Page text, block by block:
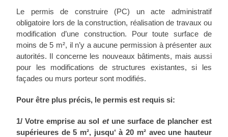
Le permis de construire (PC) un acte administratif
obligatoire lors de la construction, réalisation de travaux ou
modification d’une construction. Pour toute surface de
moins de 5 m², il n’y a aucune permission à présenter aux
autorités. Il concerne les nouveaux bâtiments, mais aussi
pour les modifications de structures existantes, si les
façades ou murs porteur sont modifiés.
Pour être plus précis, le permis est requis si:
1/ Votre emprise au sol etune surface de plancher est
supérieures de 5 m², jusqu‘ à 20 m² avec une hauteur